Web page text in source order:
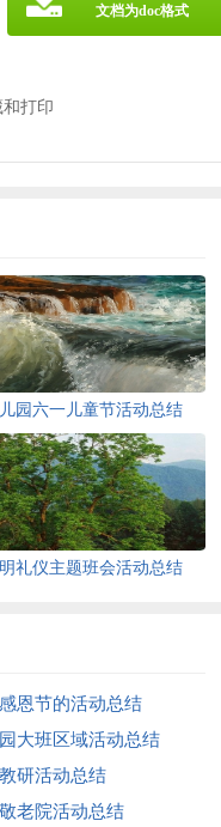
打印
文档为doc格式
园六一儿童节活动总结
礼仪主题班会活动总结
恩节的活动总结
大班区域活动总结
研活动总结
老院活动总结